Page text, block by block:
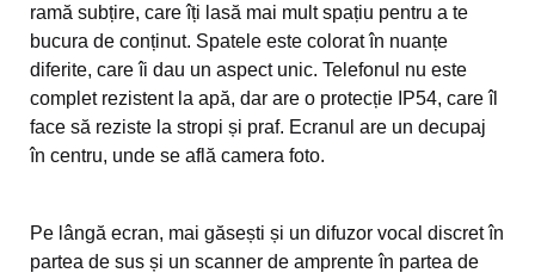
ramă subțire, care îți lasă mai mult spațiu pentru a te
bucura de conținut. Spatele este colorat în nuanțe
diferite, care îi dau un aspect unic. Telefonul nu este
complet rezistent la apă, dar are o protecție IP54, care îl
face să reziste la stropi și praf. Ecranul are un decupaj
în centru, unde se află camera foto.
Pe lângă ecran, mai găsești și un difuzor vocal discret în
partea de sus și un scanner de amprente în partea de